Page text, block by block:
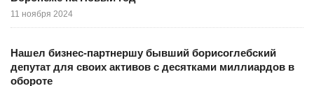
11 ноября 2024
Нашел бизнес-партнершу бывший борисоглебский
депутат для своих активов с десятками миллиардов в
обороте